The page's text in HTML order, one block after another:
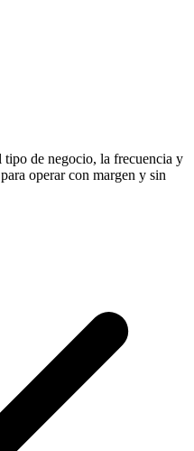
tipo de negocio, la frecuencia y
operar con margen y sin